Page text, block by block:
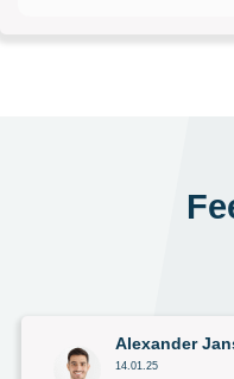
Alexander
14.01.25